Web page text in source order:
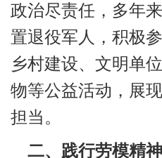
政治尽责任，多年
置退役军人，积极
乡村建设、文明单
物等公益活动，展
担当。
二、践行劳模精